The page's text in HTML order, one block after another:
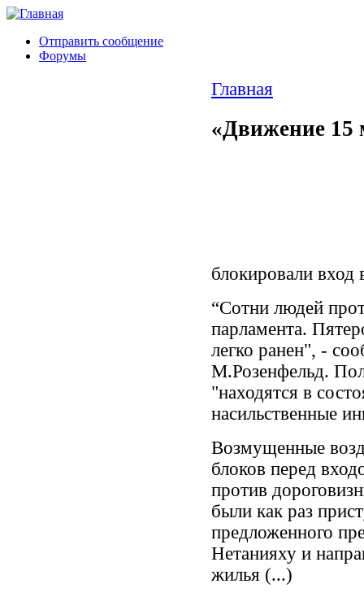
Отправить сообщение
Форумы
Главная
«Движение 15
блокировали вход
“Сотни людей
парламента.
легко ранен", -
М.Розенфельд.
"находятся в
насильственные
Возмущенные
блоков перед
против
были как раз
предложенного
Нетанияху и
жилья (...)